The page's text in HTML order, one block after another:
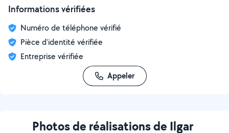
Informations vérifiées
Numéro de téléphone vérifié
Pièce d'identité vérifiée
Entreprise vérifiée
Appeler
Photos de réalisations de Ilgar